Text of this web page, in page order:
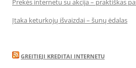
Prekės internetu su akcija – praktiškas
Įtaka keturkojų išvaizdai – šunų ėdalas
GREITIEJI KREDITAI INTERNETU